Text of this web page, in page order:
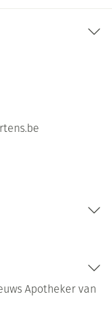
Apotheker van